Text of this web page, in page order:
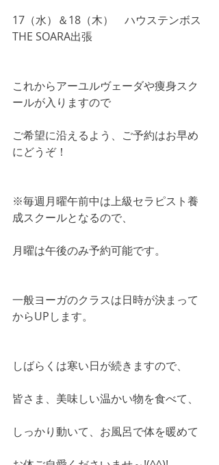
17（水）＆18（木）　ハウステンボス
THE SOARA出張
これからアーユルヴェーダや痩身スク
ールが入りますので
ご希望に沿えるよう、ご予約はお早め
にどうぞ！
※毎週月曜午前中は上級セラピスト養
成スクールとなるので、
月曜は午後のみ予約可能です。
一般ヨーガのクラスは日時が決まって
からUPします。
しばらくは寒い日が続きますので、
皆さま、美味しい温かい物を食べて、
しっかり動いて、お風呂で体を暖めて